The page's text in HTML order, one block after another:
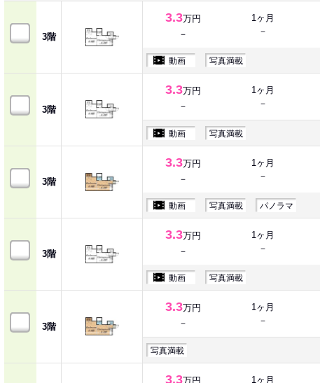
3階
3.3万円
－
1ヶ月
－
動画 写真満載
3階
3.3万円
－
1ヶ月
－
動画 写真満載
3階
3.3万円
－
1ヶ月
－
動画 写真満載 パノラマ
3階
3.3万円
－
1ヶ月
－
動画 写真満載
3階
3.3万円
－
1ヶ月
－
写真満載
3.3万円
1ヶ月